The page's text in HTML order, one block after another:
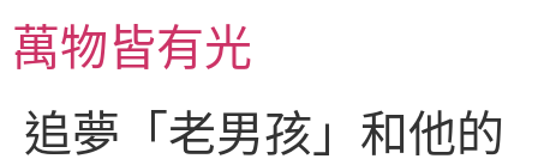
主萬物皆有光
追夢「老男孩」和他的